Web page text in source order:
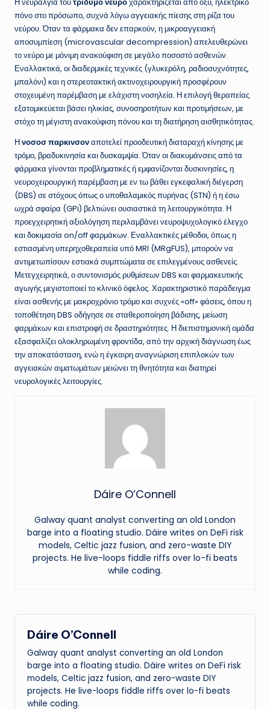
Η νευραλγία τουτριδυμο νευροχαρακτηρίζεται από οξύ, ηλεκτρικό
πόνο στο πρόσωπο, συχνά λόγω αγγειακής πίεσης στη ρίζα του
νεύρου. Όταν τα φάρμακα δεν επαρκούν, η μικροαγγειακή
αποσυμπίεση (microvascular decompression) απελευθερώνει
το νεύρο με μόνιμη ανακούφιση σε μεγάλο ποσοστό ασθενών.
Εναλλακτικά, οι διαδερμικές τεχνικές (γλυκερόλη, ραδιοσυχνότητες,
μπαλόνι) και η στερεοτακτική ακτινοχειρουργική προσφέρουν
στοχευμένη παρέμβαση με ελάχιστη νοσηλεία. Η επιλογή θεραπείας
εξατομικεύεται βάσει ηλικίας, συνοσηροτήτων και προτιμήσεων, με
στόχο τη μέγιστη ανακούφιση πόνου και τη διατήρηση αισθητικότητας.
Ηνοσοσ παρκινσοναποτελεί προοδευτική διαταραχή κίνησης με
τρόμο, βραδυκινησία και δυσκαμψία. Όταν οι διακυμάνσεις από τα
φάρμακα γίνονται προβληματικές ή εμφανίζονται δυσκινησίες, η
νευροχειρουργική παρέμβαση με εν τω βάθει εγκεφαλική διέγερση
(DBS) σε στόχους όπως ο υποθαλαμικός πυρήνας (STN) ή η έσω
ωχρά σφαίρα (GPi) βελτιώνει ουσιαστικά τη λειτουργικότητα. Η
προεγχειρητική αξιολόγηση περιλαμβάνει νευροψυχολογικό έλεγχο
και δοκιμασία on/off φαρμάκων. Εναλλακτικές μέθοδοι, όπως η
εστιασμένη υπερηχοθεραπεία υπό MRI (MRgFUS), μπορούν να
αντιμετωπίσουν εστιακά συμπτώματα σε επιλεγμένους ασθενείς.
Μετεγχειρητικά, ο συντονισμός ρυθμίσεων DBS και φαρμακευτικής
αγωγής μεγιστοποιεί το κλινικό όφελος. Χαρακτηριστικό παράδειγμα
είναι ασθενής με μακροχρόνιο τρόμο και συχνές «off» φάσεις, όπου η
τοποθέτηση DBS οδήγησε σε σταθεροποίηση βάδισης, μείωση
φαρμάκων και επιστροφή σε δραστηριότητες. Η διεπιστημονική ομάδα
εξασφαλίζει ολοκληρωμένη φροντίδα, από την αρχική διάγνωση έως
την αποκατάσταση, ενώ η έγκαιρη αναγνώριση επιπλοκών των
αγγειακών αιματωμάτων μειώνει τη θνητότητα και διατηρεί
νευρολογικές λειτουργίες.
Dáire O’Connell
Galway quant analyst converting an old London
barge into a floating studio. Dáire writes on DeFi risk
models, Celtic jazz fusion, and zero-waste DIY
projects. He live-loops fiddle riffs over lo-fi beats
while coding.
Dáire O’Connell
Galway quant analyst converting an old London
barge into a floating studio. Dáire writes on DeFi risk
models, Celtic jazz fusion, and zero-waste DIY
projects. He live-loops fiddle riffs over lo-fi beats
while coding.